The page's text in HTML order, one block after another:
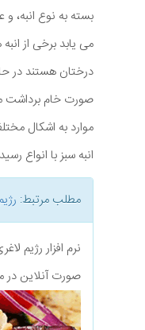
بسته به نوع انبه،
می یابد برخی از
درختان هستند در
صورت خام برداشت
موارد به اشکال
انبه سبز با انواع
مطلب مرتبط:
نرم افزار رژیم
صورت آنلاین در